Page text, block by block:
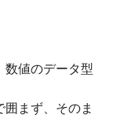
数値のデータ型
囲まず、そのま